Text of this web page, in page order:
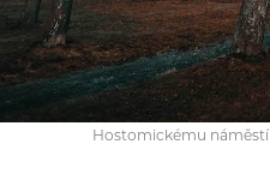
Hostomickému